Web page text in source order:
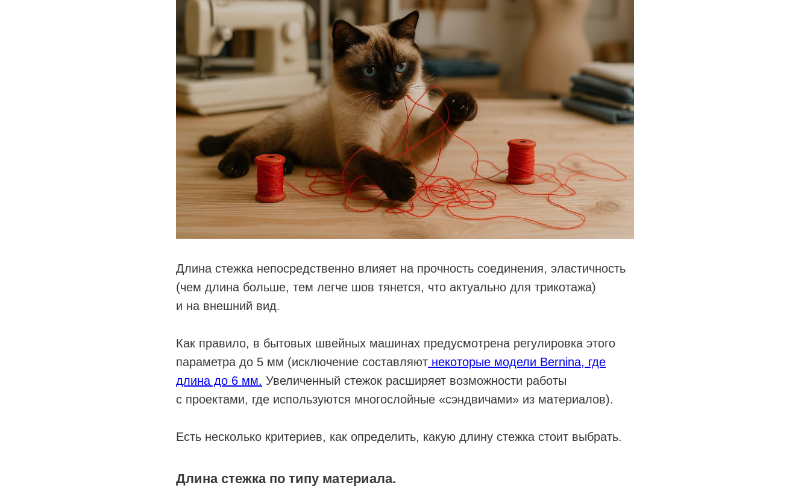
Длина стежка непосредственно влияет на прочность соединения, эластичность
(чем длина больше, тем легче шов тянется, что актуально для трикотажа)
и на внешний вид.
Как правило, в бытовых швейных машинах предусмотрена регулировка этого
параметра до 5 мм (исключение составляют некоторые модели Bernina, где
длина до 6 мм. Увеличенный стежок расширяет возможности работы
с проектами, где используются многослойные «сэндвичами» из материалов).
Есть несколько критериев, как определить, какую длину стежка стоит выбрать.
Длина стежка по типу материала.